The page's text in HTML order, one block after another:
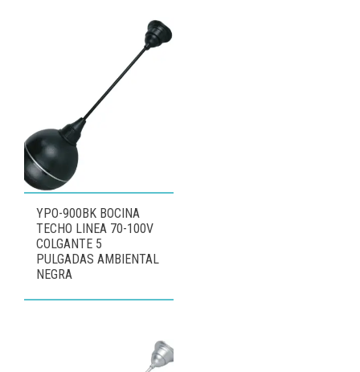
YPO-900BK BOCINA
TECHO LINEA 70-100V
COLGANTE 5
PULGADAS AMBIENTAL
NEGRA